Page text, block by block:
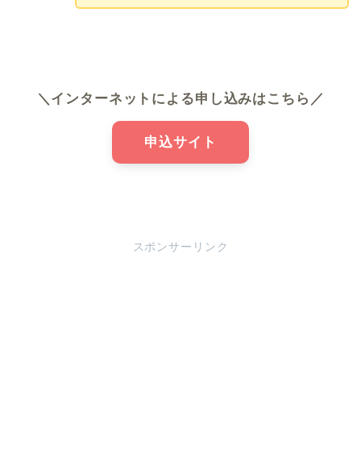
＼インターネットによる申し込みはこちら／
申込サイト
スポンサーリンク